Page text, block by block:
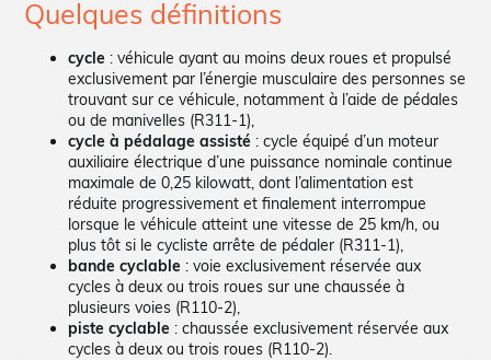
Quelques définitions
cycle: véhicule ayant au moins deux roues et propulsé
exclusivement par l’énergie musculaire des personnes se
trouvant sur ce véhicule, notamment à l’aide de pédales
ou de manivelles (R311-1),
cycle à pédalage assisté : cycle équipé d’un moteur
auxiliaire électrique d’une puissance nominale continue
maximale de 0,25 kilowatt, dont l’alimentation est
réduite progressivement et finalement interrompue
lorsque le véhicule atteint une vitesse de 25 km/h, ou
plus tôt si le cycliste arrête de pédaler (R311-1),
bande cyclable : voie exclusivement réservée aux
cycles à deux ou trois roues sur une chaussée à
plusieurs voies (R110-2),
piste cyclable : chaussée exclusivement réservée aux
cycles à deux ou trois roues (R110-2).